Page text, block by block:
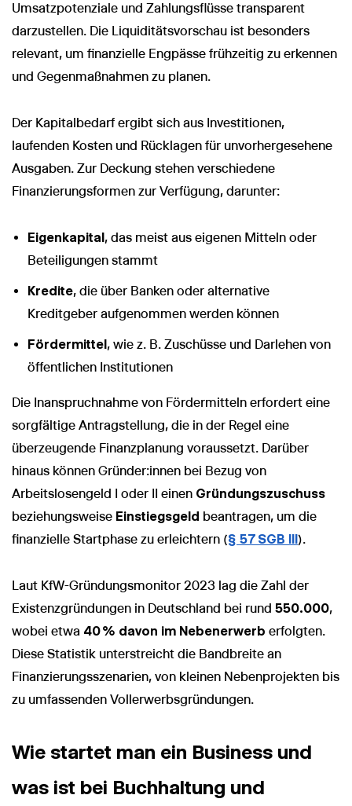
Umsatzpotenziale und Zahlungsflüsse transparent
darzustellen. Die Liquiditätsvorschau ist besonders
relevant, um finanzielle Engpässe frühzeitig zu erkennen
und Gegenmaßnahmen zu planen.
Der Kapitalbedarf ergibt sich aus Investitionen,
laufenden Kosten und Rücklagen für unvorhergesehene
Ausgaben. Zur Deckung stehen verschiedene
Finanzierungsformen zur Verfügung, darunter:
Eigenkapital, das meist aus eigenen Mitteln oder
Beteiligungen stammt
Kredite, die über Banken oder alternative
Kreditgeber aufgenommen werden können
Fördermittel, wie z. B. Zuschüsse und Darlehen von
öffentlichen Institutionen
Die Inanspruchnahme von Fördermitteln erfordert eine
sorgfältige Antragstellung, die in der Regel eine
überzeugende Finanzplanung voraussetzt. Darüber
hinaus können Gründer:innen bei Bezug von
Arbeitslosengeld I oder II einen Gründungszuschuss
beziehungsweise Einstiegsgeld beantragen, um die
finanzielle Startphase zu erleichtern (§ 57 SGB III).
Laut KfW-Gründungsmonitor 2023 lag die Zahl der
Existenzgründungen in Deutschland bei rund 550.000,
wobei etwa 40 % davon im Nebenerwerb erfolgten.
Diese Statistik unterstreicht die Bandbreite an
Finanzierungsszenarien, von kleinen Nebenprojekten bis
zu umfassenden Vollerwerbsgründungen.
Wie startet man ein Business und
was ist bei Buchhaltung und